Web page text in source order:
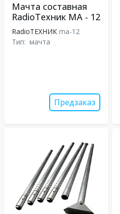
Мачта составная
RadioТехник МА - 12
RadioТЕХНИК ma-12
Тип: мачта
Предзаказ